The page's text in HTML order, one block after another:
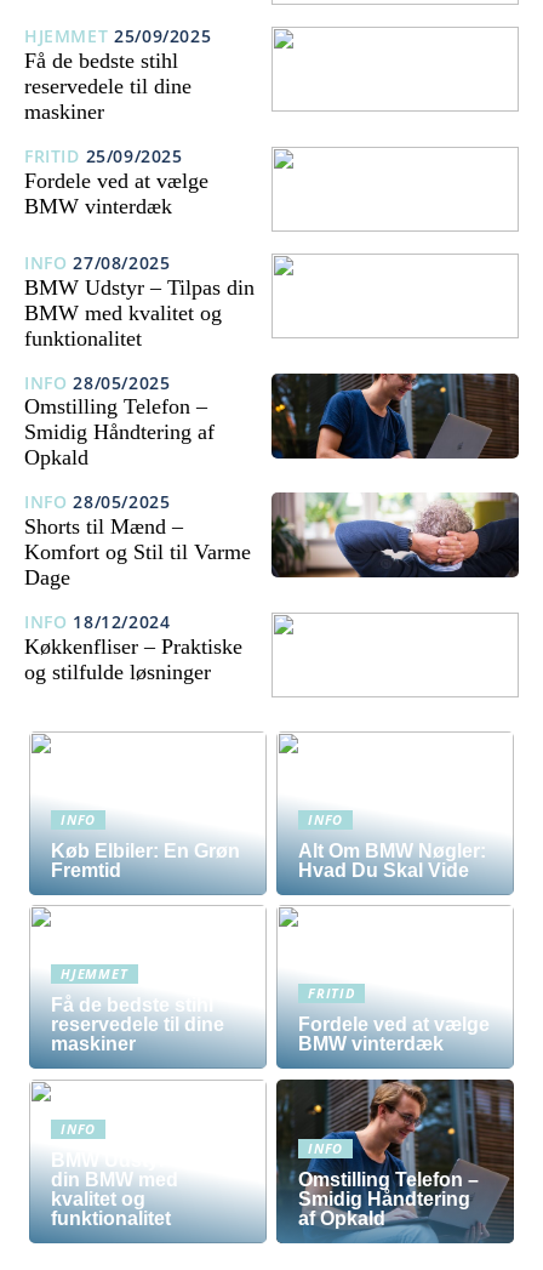
HJEMMET 25/09/2025
Få de bedste stihl
reservedele til dine
maskiner
FRITID 25/09/2025
Fordele ved at vælge
BMW vinterdæk
INFO 27/08/2025
BMW Udstyr – Tilpas din
BMW med kvalitet og
funktionalitet
INFO 28/05/2025
Omstilling Telefon –
Smidig Håndtering af
Opkald
INFO 28/05/2025
Shorts til Mænd –
Komfort og Stil til Varme
Dage
INFO 18/12/2024
Køkkenfliser – Praktiske
og stilfulde løsninger
INFO
Køb Elbiler: En Grøn
Fremtid
INFO
Alt Om BMW Nøgler:
Hvad Du Skal Vide
HJEMMET
Få de bedste stihl
reservedele til dine
maskiner
FRITID
Fordele ved at vælge
BMW vinterdæk
INFO
BMW Udstyr – Tilpas
din BMW med
kvalitet og
funktionalitet
INFO
Omstilling Telefon –
Smidig Håndtering
af Opkald